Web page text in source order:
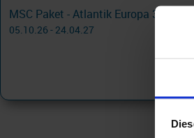
05.10.26 - 24.04.27